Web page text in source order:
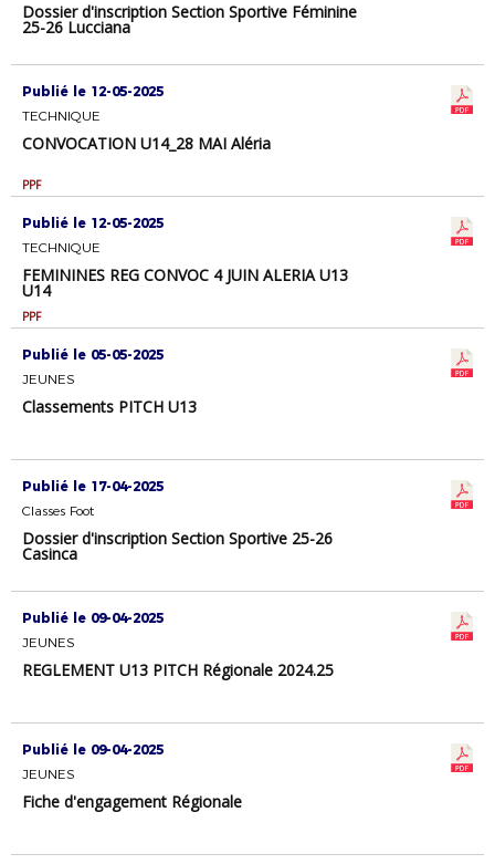
Dossier d'inscription Section Sportive Féminine
25-26 Lucciana
Publié le 12-05-2025
TECHNIQUE
CONVOCATION U14_28 MAI Aléria
PPF
Publié le 12-05-2025
TECHNIQUE
FEMININES REG CONVOC 4 JUIN ALERIA U13
U14
PPF
Publié le 05-05-2025
JEUNES
Classements PITCH U13
Publié le 17-04-2025
Classes Foot
Dossier d'inscription Section Sportive 25-26
Casinca
Publié le 09-04-2025
JEUNES
REGLEMENT U13 PITCH Régionale 2024.25
Publié le 09-04-2025
JEUNES
Fiche d'engagement Régionale